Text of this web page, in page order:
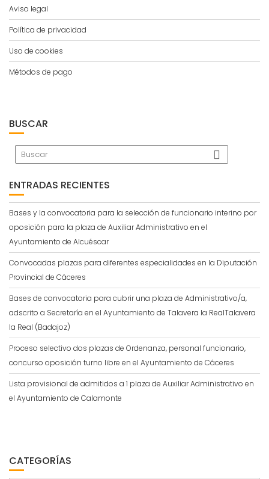
Aviso legal
Política de privacidad
Uso de cookies
Métodos de pago
BUSCAR
ENTRADAS RECIENTES
Bases y la convocatoria para la selección de funcionario interino por
oposición para la plaza de Auxiliar Administrativo en el
Ayuntamiento de Alcuéscar
Convocadas plazas para diferentes especialidades en la Diputación
Provincial de Cáceres
Bases de convocatoria para cubrir una plaza de Administrativo/a,
adscrito a Secretaría en el Ayuntamiento de Talavera la RealTalavera
la Real (Badajoz)
Proceso selectivo dos plazas de Ordenanza, personal funcionario,
concurso oposición turno libre en el Ayuntamiento de Cáceres
Lista provisional de admitidos a 1 plaza de Auxiliar Administrativo en
el Ayuntamiento de Calamonte
CATEGORÍAS